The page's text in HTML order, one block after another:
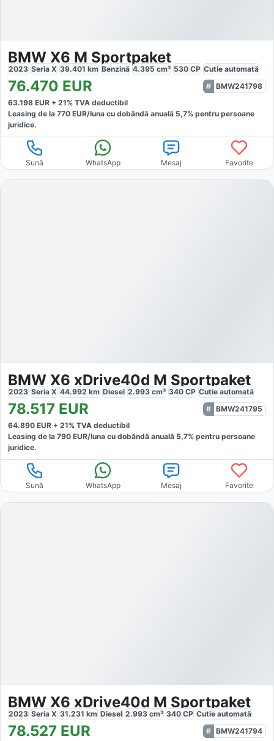
BMW X6 M Sportpaket
2023 Seria X 39.401 km Benzină 4.395 cm³ 530 CP Cutie automată
76.470 EUR
BMW241798
63.198 EUR + 21% TVA deductibil
Leasing de la 770 EUR/luna cu dobăndă anuală 5,7% pentru persoane
juridice.
Sună WhatsApp Mesaj Favorite
BMW X6 xDrive40d M Sportpaket
2023 Seria X 44.992 km Diesel 2.993 cm³ 340 CP Cutie automată
78.517 EUR
BMW241795
64.890 EUR + 21% TVA deductibil
Leasing de la 790 EUR/luna cu dobăndă anuală 5,7% pentru persoane
juridice.
Sună WhatsApp Mesaj Favorite
BMW X6 xDrive40d M Sportpaket
2023 Seria X 31.231 km Diesel 2.993 cm³ 340 CP Cutie automată
78.527 EUR
BMW241794